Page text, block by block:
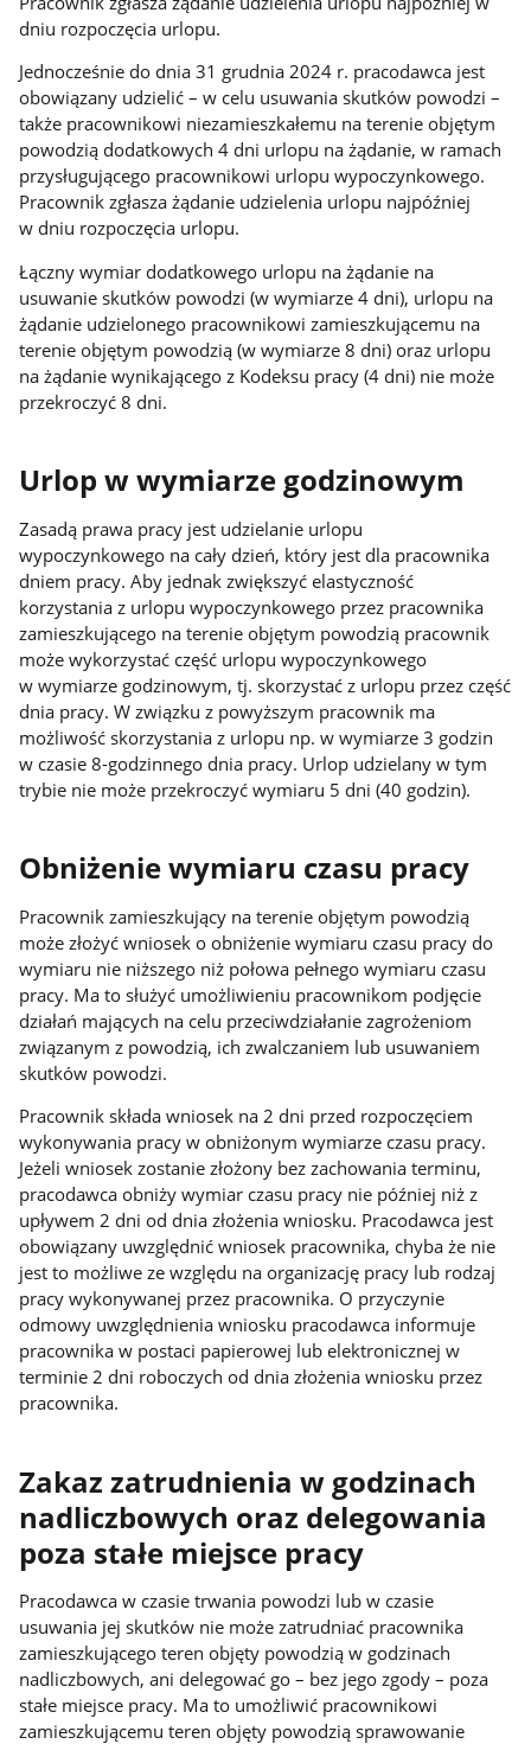
dniu rozpoczęcia urlopu.
Jednocześnie do dnia 31 grudnia 2024 r. pracodawca jest
obowiązany udzielić – w celu usuwania skutków powodzi –
także pracownikowi niezamieszkałemu na terenie objętym
powodzią dodatkowych 4 dni urlopu na żądanie, w ramach
przysługującego pracownikowi urlopu wypoczynkowego.
Pracownik zgłasza żądanie udzielenia urlopu najpóźniej
w dniu rozpoczęcia urlopu.
Łączny wymiar dodatkowego urlopu na żądanie na
usuwanie skutków powodzi (w wymiarze 4 dni), urlopu na
żądanie udzielonego pracownikowi zamieszkującemu na
terenie objętym powodzią (w wymiarze 8 dni) oraz urlopu
na żądanie wynikającego z Kodeksu pracy (4 dni) nie może
przekroczyć 8 dni.
Urlop w wymiarze godzinowym
Zasadą prawa pracy jest udzielanie urlopu
wypoczynkowego na cały dzień, który jest dla pracownika
dniem pracy. Aby jednak zwiększyć elastyczność
korzystania z urlopu wypoczynkowego przez pracownika
zamieszkującego na terenie objętym powodzią pracownik
może wykorzystać część urlopu wypoczynkowego
w wymiarze godzinowym, tj. skorzystać z urlopu przez część
dnia pracy. W związku z powyższym pracownik ma
możliwość skorzystania z urlopu np. w wymiarze 3 godzin
w czasie 8-godzinnego dnia pracy. Urlop udzielany w tym
trybie nie może przekroczyć wymiaru 5 dni (40 godzin).
Obniżenie wymiaru czasu pracy
Pracownik zamieszkujący na terenie objętym powodzią
może złożyć wniosek o obniżenie wymiaru czasu pracy do
wymiaru nie niższego niż połowa pełnego wymiaru czasu
pracy. Ma to służyć umożliwieniu pracownikom podjęcie
działań mających na celu przeciwdziałanie zagrożeniom
związanym z powodzią, ich zwalczaniem lub usuwaniem
skutków powodzi.
Pracownik składa wniosek na 2 dni przed rozpoczęciem
wykonywania pracy w obniżonym wymiarze czasu pracy.
Jeżeli wniosek zostanie złożony bez zachowania terminu,
pracodawca obniży wymiar czasu pracy nie później niż z
upływem 2 dni od dnia złożenia wniosku. Pracodawca jest
obowiązany uwzględnić wniosek pracownika, chyba że nie
jest to możliwe ze względu na organizację pracy lub rodzaj
pracy wykonywanej przez pracownika. O przyczynie
odmowy uwzględnienia wniosku pracodawca informuje
pracownika w postaci papierowej lub elektronicznej w
terminie 2 dni roboczych od dnia złożenia wniosku przez
pracownika.
Zakaz zatrudnienia w godzinach
nadliczbowych oraz delegowania
poza stałe miejsce pracy
Pracodawca w czasie trwania powodzi lub w czasie
usuwania jej skutków nie może zatrudniać pracownika
zamieszkującego teren objęty powodzią w godzinach
nadliczbowych, ani delegować go – bez jego zgody – poza
stałe miejsce pracy. Ma to umożliwić pracownikowi
zamieszkującemu teren objęty powodzią sprawowanie